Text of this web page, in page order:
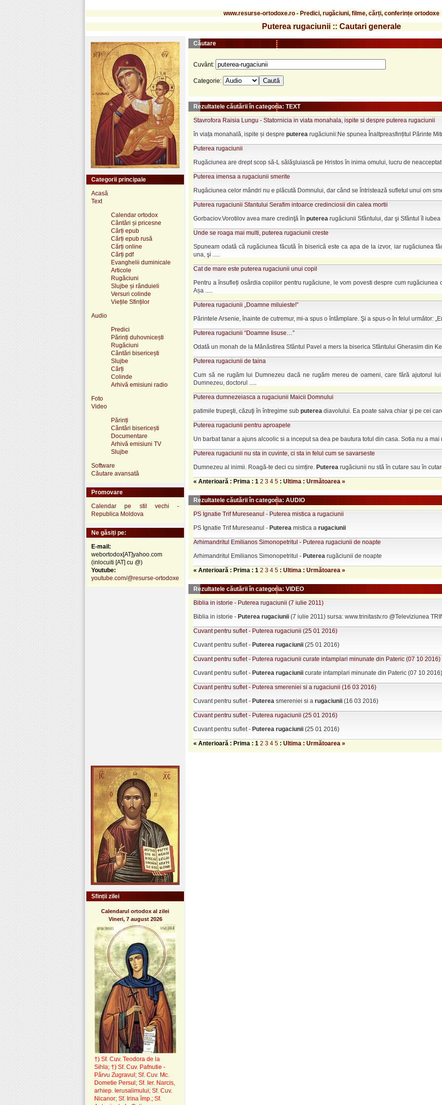
www.resurse-ortodoxe.ro - Predici, rugăciuni, filme, cărți, conferințe ortodoxe
Puterea rugaciunii :: Cautari generale
Categorii principale
Acasă
Text
Calendar ortodox
Cântări și pricesne
Cărți epub
Cărți epub rusă
Cărți online
Cărți pdf
Evanghelii duminicale
Articole
Rugăciuni
Slujbe și rânduieli
Versuri colinde
Viețile Sfinților
Audio
Predici
Părinți duhovnicești
Rugăciuni
Cântări bisericești
Slujbe
Cărți
Colinde
Arhivă emisiuni radio
Foto
Video
Părinți
Cântări bisericești
Documentare
Arhivă emisiuni TV
Slujbe
Software
Căutare avansată
Promovare
Calendar pe stil vechi -
Republica Moldova
Ne găsiți pe:
E-mail:
webortodox[AT]yahoo.com
(inlocuiti [AT] cu @)
Youtube:
youtube.com/@resurse-ortodoxe
Căutare
Cuvânt:
Categorie:
Rezultatele căutării în categoria: TEXT
Stavrofora Raisia Lungu - Statornicia in viata monahala, ispite si despre puterea rugaciunii
în viața monahală, ispite și despre puterea rugăciunii:Ne spunea Înaltpreasfințitul Părinte
Puterea rugaciunii
Rugăciunea are drept scop să-L sălăşluiască pe Hristos în inima omului, lucru de
Puterea imensa a rugaciunii smerite
Rugăciunea celor mândri nu e plăcută Domnului, dar când se întristează sufletul unui om
Puterea rugaciunii Sfantului Serafim intoarce credinciosii din calea mortii
Gorbaciov.Vorotilov avea mare credinţă în puterea rugăciunii Sfântului, dar şi Sfântul îl
Unde se roaga mai multi, puterea rugaciunii creste
Spuneam odată că rugăciunea făcută în biserică este ca apa de la izvor, iar rugăciunea
una, şi .....
Cat de mare este puterea rugaciunii unui copil
Pentru a însufleți osârdia copiilor pentru rugăciune, le vom povesti despre cum
Așa .....
Puterea rugaciunii „Doamne miluieste!”
Părintele Arsenie, înainte de cutremur, mi-a spus o întâmplare. Şi a spus-o în felul următor:
Puterea rugaciunii “Doamne Iisuse…”
Odată un monah de la Mănăstirea Sfântul Pavel a mers la biserica Sfântului Gherasim din
Puterea rugaciunii de taina
Cum să ne rugăm lui Dumnezeu dacă ne rugăm mereu de oameni, care fără ajutorul
Dumnezeu, doctorul .....
Puterea dumnezeiasca a rugaciunii Maicii Domnului
patimile trupeşti, căzuţi în întregime sub puterea diavolului. Ea poate salva chiar şi pe cei
Puterea rugaciunii pentru aproapele
Un barbat tanar a ajuns alcoolic si a inceput sa dea pe bautura totul din casa. Sotia nu a
Puterea rugaciunii nu sta in cuvinte, ci sta in felul cum se savarseste
Dumnezeu al inimii. Roagă-te deci cu simțire. Puterea rugăciunii nu stă în cutare sau în
« Anterioară : Prima : 1 2 3 4 5 : Ultima : Următoarea »
Rezultatele căutării în categoria: AUDIO
PS Ignatie Trif Mureseanul - Puterea mistica a rugaciunii
PS Ignatie Trif Mureseanul - Puterea mistica a rugaciunii
Arhimandritul Emilianos Simonopetritul - Puterea rugaciunii de noapte
Arhimandritul Emilianos Simonopetritul - Puterea rugăciunii de noapte
« Anterioară : Prima : 1 2 3 4 5 : Ultima : Următoarea »
Rezultatele căutării în categoria: VIDEO
Biblia in istorie - Puterea rugaciunii (7 iulie 2011)
Biblia in istorie - Puterea rugaciunii (7 iulie 2011) sursa: www.trinitastv.ro @Televiziunea
Cuvant pentru suflet - Puterea rugaciunii (25 01 2016)
Cuvant pentru suflet - Puterea rugaciunii (25 01 2016)
Cuvant pentru suflet - Puterea rugaciunii curate intamplari minunate din Pateric (07 10 2016)
Cuvant pentru suflet - Puterea rugaciunii curate intamplari minunate din Pateric (07 10 2016)
Cuvant pentru suflet - Puterea smereniei si a rugaciunii (16 03 2016)
Cuvant pentru suflet - Puterea smereniei si a rugaciunii (16 03 2016)
Cuvant pentru suflet - Puterea rugaciunii (25 01 2016)
Cuvant pentru suflet - Puterea rugaciunii (25 01 2016)
« Anterioară : Prima : 1 2 3 4 5 : Ultima : Următoarea »
Sfinții zilei
Calendarul ortodox al zilei
Vineri, 7 august 2026
†) Sf. Cuv. Teodora de la
Sihla; †) Sf. Cuv. Pafnutie -
Pârvu Zugravul; Sf. Cuv. Mc.
Dometie Persul; Sf. Ier. Narcis,
arhiep. Ierusalimului; Sf. Cuv.
Nicanor; Sf. Irina împ.; Sf.